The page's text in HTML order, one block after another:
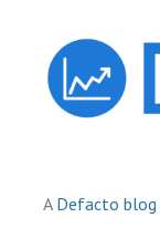
A Defacto blog